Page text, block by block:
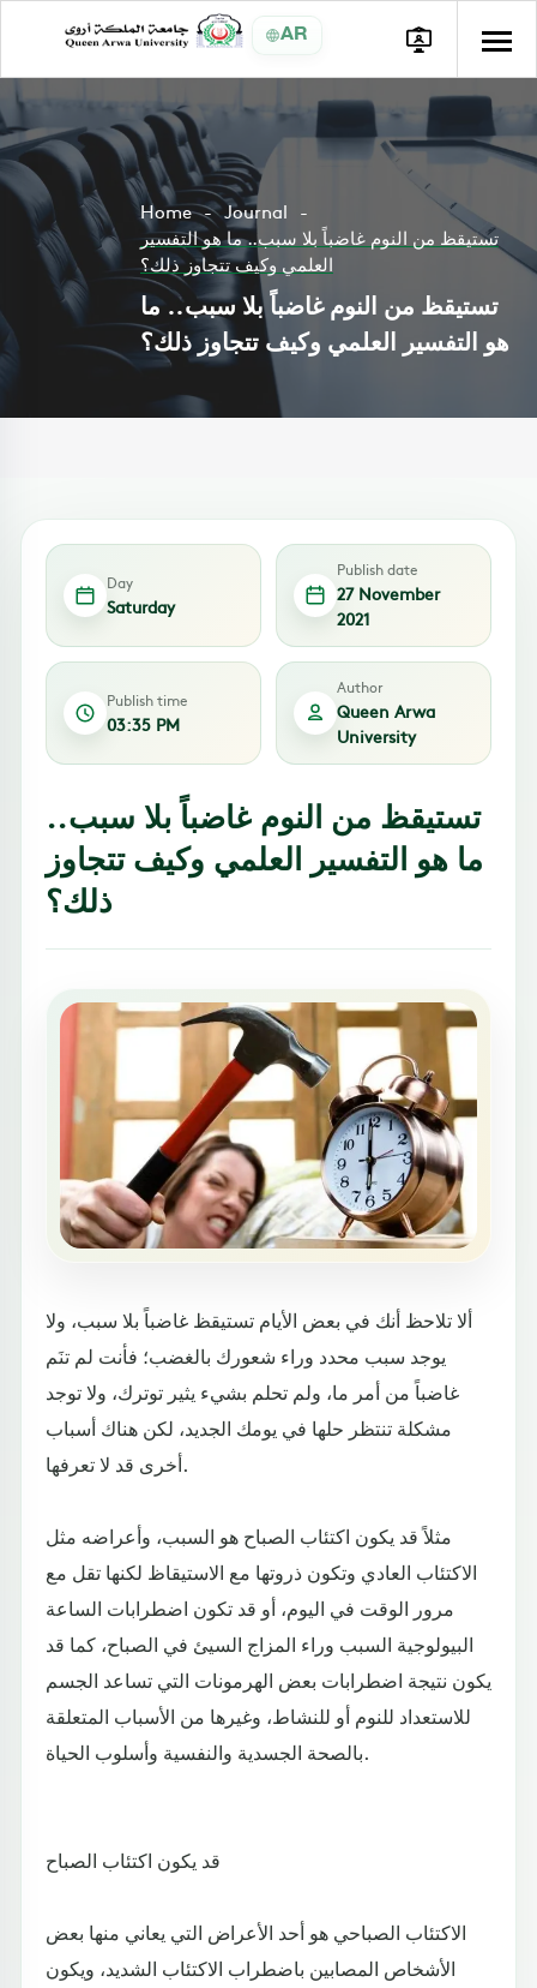
AR
Home
Journal
تستيقظ من النوم غاضباً بلا سبب.. ما هو التفسير
العلمي وكيف تتجاوز ذلك؟
تستيقظ من النوم غاضباً بلا سبب.. ما
هو التفسير العلمي وكيف تتجاوز ذلك؟
Day
Saturday
Publish date
27 November
2021
Publish time
03:35 PM
Author
Queen Arwa
University
تستيقظ من النوم غاضباً بلا سبب..
ما هو التفسير العلمي وكيف تتجاوز
ذلك؟
ألا تلاحظ أنك في بعض الأيام تستيقظ غاضباً بلا سبب، ولا
يوجد سبب محدد وراء شعورك بالغضب؛ فأنت لم تنَم
غاضباً من أمر ما، ولم تحلم بشيء يثير توترك، ولا توجد
مشكلة تنتظر حلها في يومك الجديد، لكن هناك أسباب
أخرى قد لا تعرفها.
مثلاً قد يكون اكتئاب الصباح هو السبب، وأعراضه مثل
الاكتئاب العادي وتكون ذروتها مع الاستيقاظ لكنها تقل مع
مرور الوقت في اليوم، أو قد تكون اضطرابات الساعة
البيولوجية السبب وراء المزاج السيئ في الصباح، كما قد
يكون نتيجة اضطرابات بعض الهرمونات التي تساعد الجسم
للاستعداد للنوم أو للنشاط، وغيرها من الأسباب المتعلقة
بالصحة الجسدية والنفسية وأسلوب الحياة.
قد يكون اكتئاب الصباح
الاكتئاب الصباحي هو أحد الأعراض التي يعاني منها بعض
الأشخاص المصابين باضطراب الاكتئاب الشديد، ويكون